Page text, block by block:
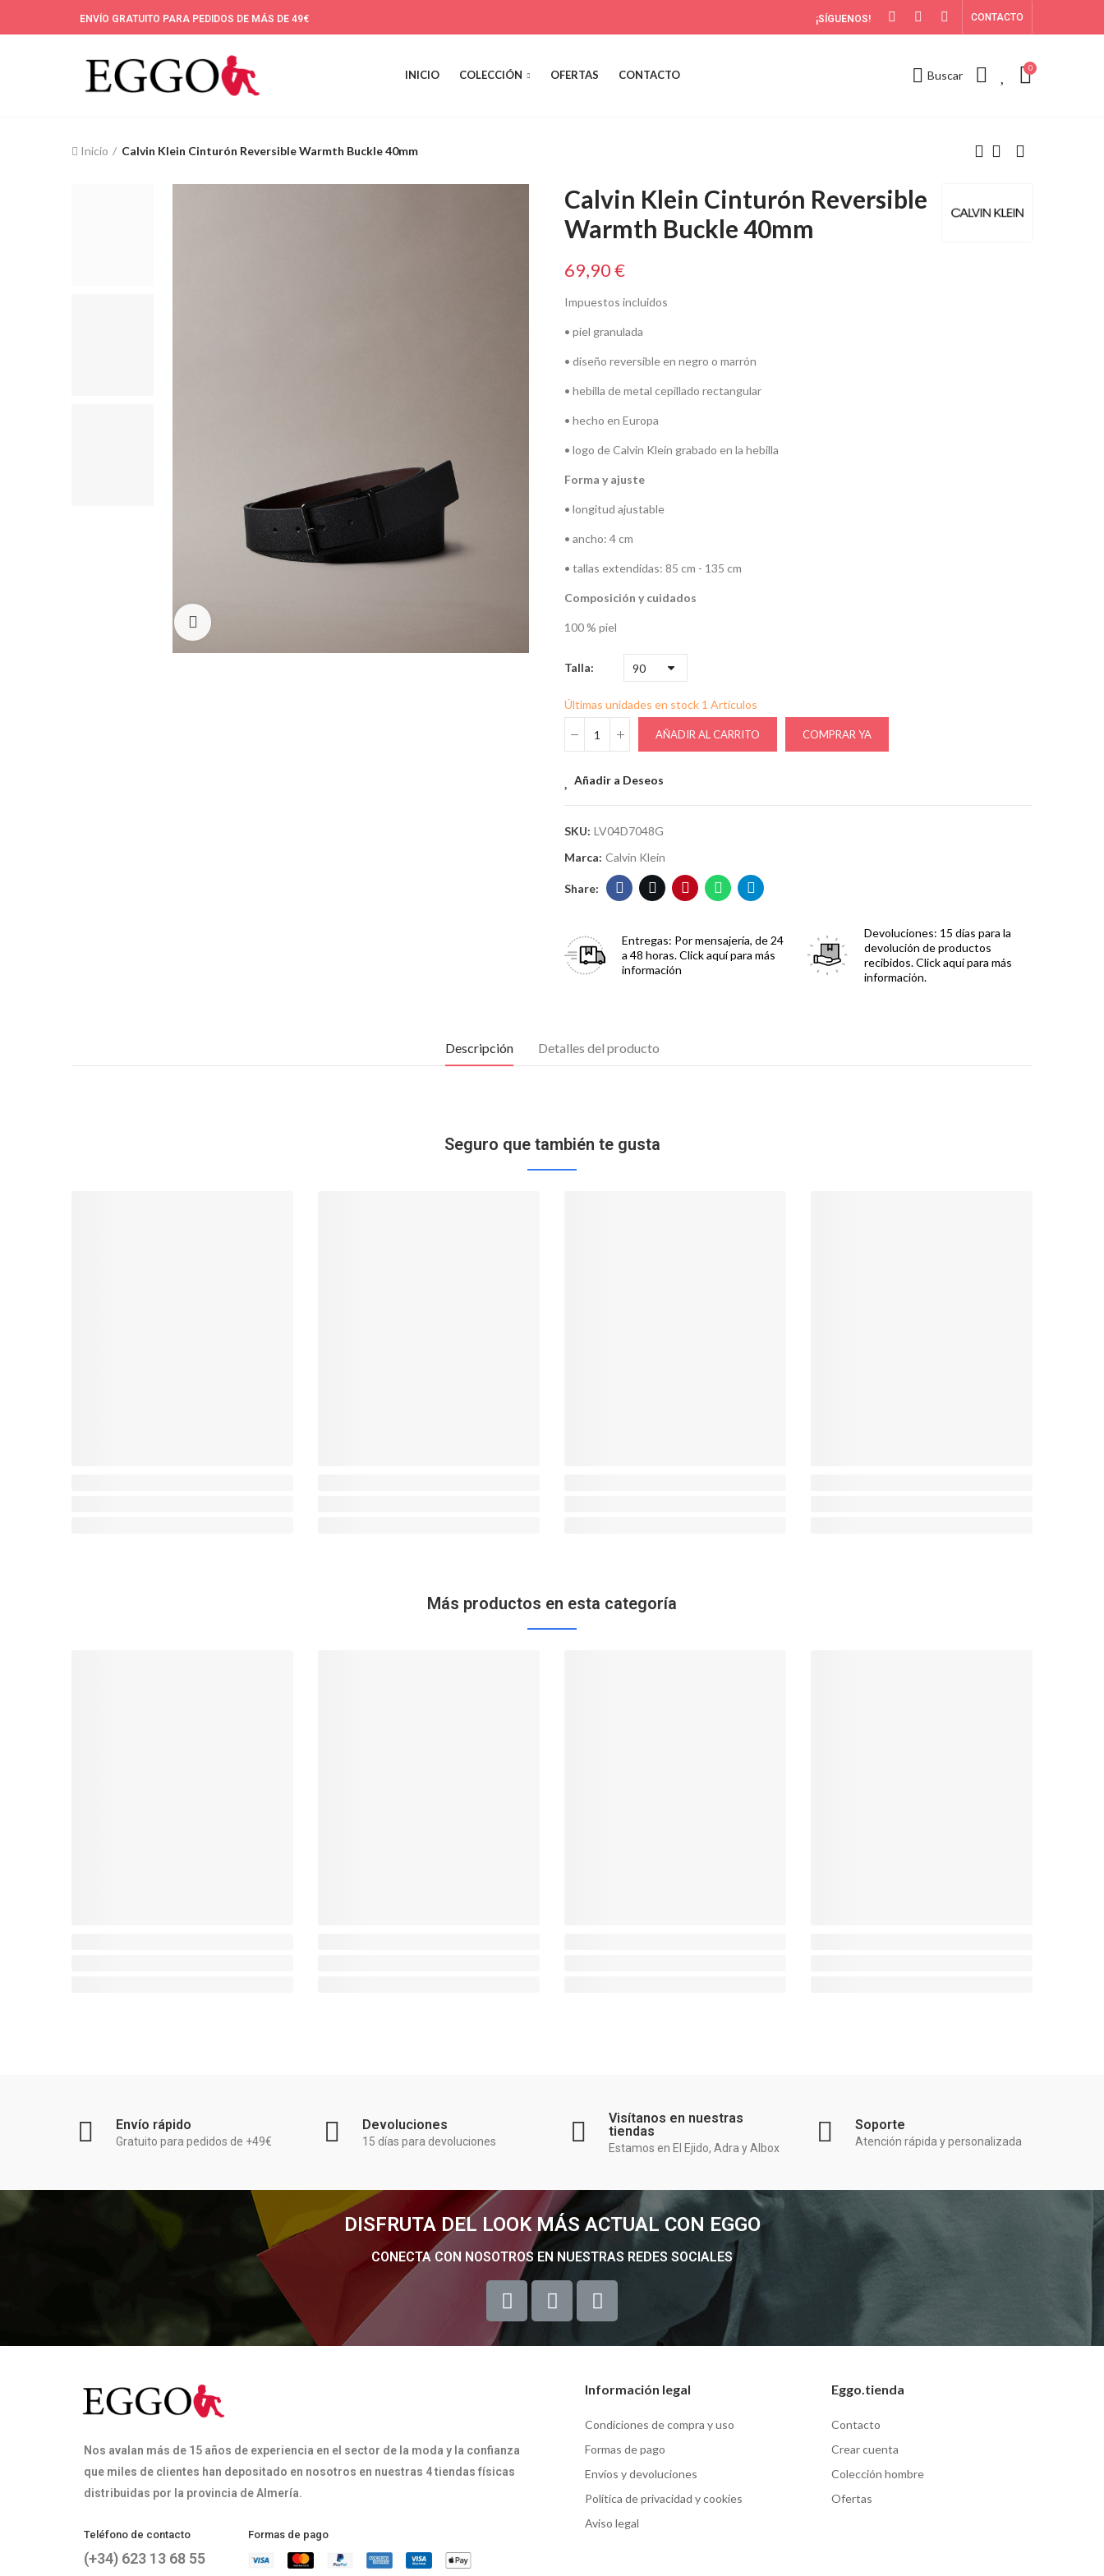
ENVÍO GRATUITO PARA PEDIDOS DE MÁS DE 49€ ¡SÍGUENOS! CONTACTO
INICIO COLECCIÓN OFERTAS CONTACTO Buscar
0
Inicio Calvin Klein Cinturón Reversible Warmth Buckle 40mm
Calvin Klein Cinturón Reversible
Warmth Buckle 40mm
69,90 €
Impuestos incluidos
• piel granulada
• diseño reversible en negro o marrón
• hebilla de metal cepillado rectangular
• hecho en Europa
• logo de Calvin Klein grabado en la hebilla
Forma y ajuste
• longitud ajustable
• ancho: 4 cm
• tallas extendidas: 85 cm - 135 cm
Composición y cuidados
100 % piel
Talla
Últimas unidades en stock 1 Artículos
AÑADIR AL CARRITO COMPRAR YA
Añadir a Deseos
SKU: LV04D7048G
Marca: Calvin Klein
Entregas: Por mensajería, de 24
a 48 horas. Click aquí para más
información
Devoluciones: 15 días para la
devolución de productos
recibidos. Click aquí para más
información.
Descripción Detalles del producto
Seguro que también te gusta
Más productos en esta categoría
Envío rápido
Gratuito para pedidos de +49€
Devoluciones
15 días para devoluciones
Visítanos en nuestras
tiendas
Estamos en El Ejido, Adra y Albox
Soporte
Atención rápida y personalizada
DISFRUTA DEL LOOK MÁS ACTUAL CON EGGO
CONECTA CON NOSOTROS EN NUESTRAS REDES SOCIALES
Nos avalan más de 15 años de experiencia en el sector de la moda y la confianza
que miles de clientes han depositado en nosotros en nuestras 4 tiendas físicas
distribuidas por la provincia de Almería.
Teléfono de contacto
(+34) 623 13 68 55
Formas de pago
Información legal
Condiciones de compra y uso
Formas de pago
Envíos y devoluciones
Política de privacidad y cookies
Aviso legal
Eggo.tienda
Contacto
Crear cuenta
Colección hombre
Ofertas